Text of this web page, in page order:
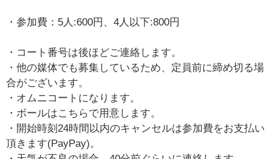
・参加費：5人:600円、4人以下:800円
・コート番号は後ほどご連絡します。
・他の媒体でも募集しているため、定員前に締め切る場
合がございます。
・オムニコートになります。
・ボールはこちらで用意します。
・開始時刻24時間以内のキャンセルは参加費をお支払い
頂きます(PayPay)。